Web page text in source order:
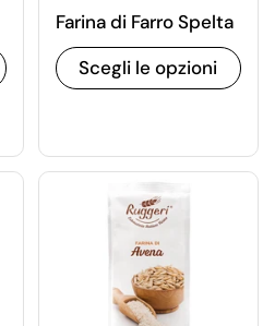
Farina di Farro Spelta
Scegli le opzioni